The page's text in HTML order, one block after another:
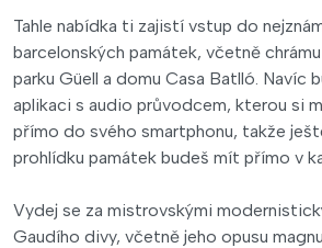
Tahle nabídka ti zajistí vstup do
barcelonských památek, včetně
parku Güell a domu Casa Batlló. Navíc
aplikaci s audio průvodcem, kterou si
přímo do svého smartphonu, takže
prohlídku památek budeš mít přímo v
Vydej se za mistrovskými
Gaudího divy, včetně jeho opusu